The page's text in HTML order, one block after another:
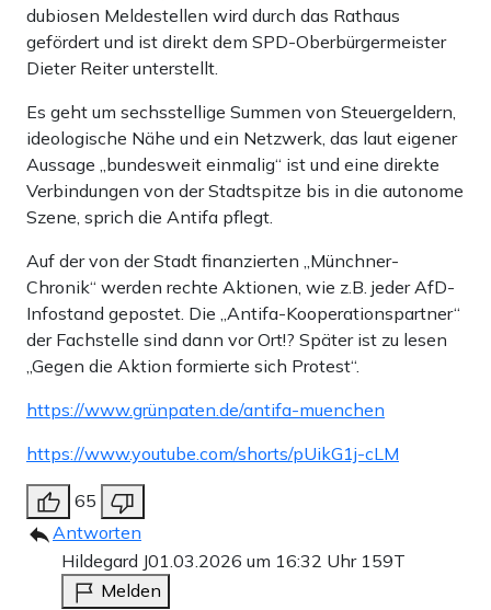
dubiosen Meldestellen wird durch das Rathaus
gefördert und ist direkt dem SPD-Oberbürgermeister
Dieter Reiter unterstellt.
Es geht um sechsstellige Summen von Steuergeldern,
ideologische Nähe und ein Netzwerk, das laut eigener
Aussage „bundesweit einmalig“ ist und eine direkte
Verbindungen von der Stadtspitze bis in die autonome
Szene, sprich die Antifa pflegt.
Auf der von der Stadt finanzierten „Münchner-
Chronik“ werden rechte Aktionen, wie z.B. jeder AfD-
Infostand gepostet. Die „Antifa-Kooperationspartner“
der Fachstelle sind dann vor Ort!? Später ist zu lesen
„Gegen die Aktion formierte sich Protest“.
https://www.grünpaten.de/antifa-muenchen
https://www.youtube.com/shorts/pUikG1j-cLM
65
Antworten
Hildegard J01.03.2026 um 16:32 Uhr 159T
Melden